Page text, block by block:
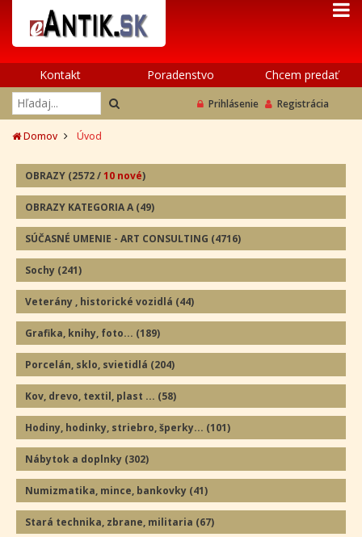
Kontakt Poradenstvo Chcem predať
Prihlásenie Registrácia
Domov Úvod
OBRAZY (2572/10 nové)
OBRAZY KATEGORIA A (49)
SÚČASNÉ UMENIE - ART CONSULTING (4716)
Sochy (241)
Veterány , historické vozidlá (44)
Grafika, knihy, foto... (189)
Porcelán, sklo, svietidlá (204)
Kov, drevo, textil, plast ... (58)
Hodiny, hodinky, striebro, šperky... (101)
Nábytok a doplnky (302)
Numizmatika, mince, bankovky (41)
Stará technika, zbrane, militaria (67)